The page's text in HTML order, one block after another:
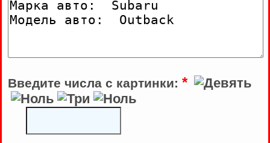
Введите числа с картинки: *